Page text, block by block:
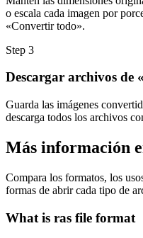
o escala cada imagen por
«Convertir todo».
Step 3
Descargar archivos de
Guarda las imágenes
descarga todos los archivos
Más información
Compara los formatos, los
formas de abrir cada tipo de
What is ras file format